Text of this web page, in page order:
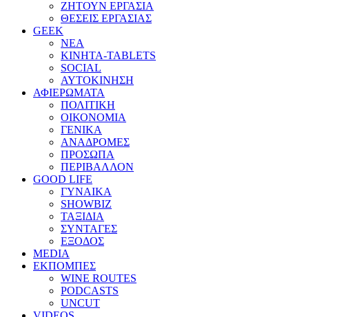
ΖΗΤΟΥΝ ΕΡΓΑΣΙΑ
ΘΕΣΕΙΣ ΕΡΓΑΣΙΑΣ
GEEK
ΝΕΑ
ΚΙΝΗΤΑ-TABLETS
SOCIAL
ΑΥΤΟΚΙΝΗΣΗ
ΑΦΙΕΡΩΜΑΤΑ
ΠΟΛΙΤΙΚΗ
ΟΙΚΟΝΟΜΙΑ
ΓΕΝΙΚΑ
ΑΝΑΔΡΟΜΕΣ
ΠΡΟΣΩΠΑ
ΠΕΡΙΒΑΛΛΟΝ
GOOD LIFE
ΓΥΝΑΙΚΑ
SHOWBIZ
ΤΑΞΙΔΙΑ
ΣΥΝΤΑΓΕΣ
ΕΞΟΔΟΣ
MEDIA
ΕΚΠΟΜΠΕΣ
WINE ROUTES
PODCASTS
UNCUT